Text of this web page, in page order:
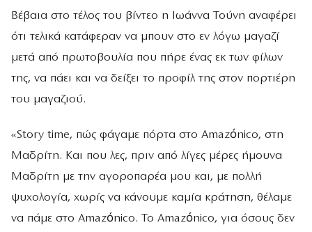
Βέβαια στο τέλος του βίντεο η Ιωάννα Τούνη αναφέρει
ότι τελικά κατάφεραν να μπουν στο εν λόγω μαγαζί
μετά από πρωτοβουλία που πήρε ένας εκ των φίλων
της, να πάει και να δείξει το προφίλ της στον πορτιέρη
του μαγαζιού.
«Story time, πώς φάγαμε πόρτα στο Amazónico, στη
Μαδρίτη. Και που λες, πριν από λίγες μέρες ήμουνα
Μαδρίτη με την αγοροπαρέα μου και, με πολλή
ψυχολογία, χωρίς να κάνουμε καμία κράτηση, θέλαμε
να πάμε στο Amazónico. Το Amazónico, για όσους δεν